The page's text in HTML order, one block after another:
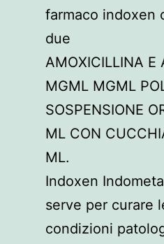
farmaco indoxen
due
AMOXICILLINA E
MGML MGML
SOSPENSIONE
ML CON
ML.
Indoxen
serve per curare
condizioni